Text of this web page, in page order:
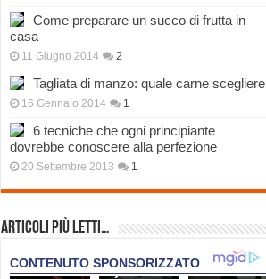
Come preparare un succo di frutta in
casa
11 Giugno 2014 2
Tagliata di manzo: quale carne scegliere
16 Gennaio 2014 1
6 tecniche che ogni principiante
dovrebbe conoscere alla perfezione
20 Settembre 2013 1
Articoli più Letti…